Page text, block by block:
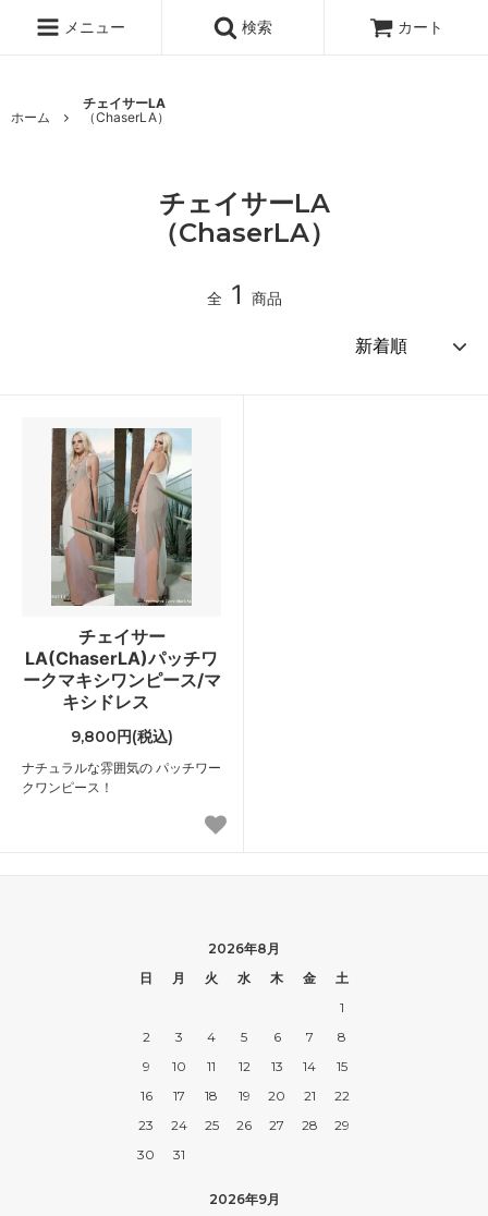
メニュー 検索 カート
ホーム
チェイサーLA
（ChaserLA）
チェイサーLA
（ChaserLA）
全 1 商品
チェイサー
LA(ChaserLA)パッチワ
ークマキシワンピース/マ
キシドレス
9,800円(税込)
ナチュラルな雰囲気の パッチワー
クワンピース！
2026年8月
日
月 火 水 木 金
土
1
2
3 4 5 6 7
8
9
10 11 12 13 14
15
16
17 18 19 20 21
22
23
24 25 26 27 28
29
30
31
2026年9月